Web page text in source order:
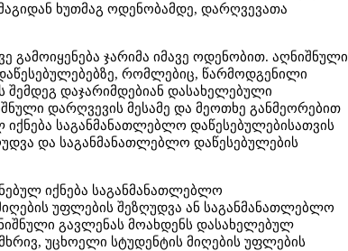
ხუთმაგ ოდენობამდე, დარღვევათა
გამოიყენება ჯარიმა იმავე ოდენობით. აღნიშნული
რომლებიც, წარმოდგენილი
დაჯარიმდებიან დასახელებული
დარღვევის მესამე და მეოთხე განმეორებით
იქნება საგანმანათლებლო დაწესებულებისათვის
და საგანმანათლებლო დაწესებულების
იქნება საგანმანათლებლო
უფლების შეზღუდვა ან საგანმანათლებლო
გავლენას მოახდენს დასახელებულ
უცხოელი სტუდენტის მიღების უფლების